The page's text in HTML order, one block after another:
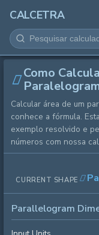
CALCETRA
MATEMÁTICA
CONVERSÕES
CIÊNCIA
COTIDIANO
OUTRAS
Como
Calcular área de um
conhece a fórmula.
exemplo resolvido e
números com nossa
CURRENT SHAPE
Parallelogram